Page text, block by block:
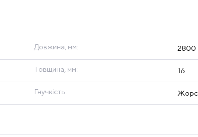
Довжина, мм: 2800
Товщина, мм: 16
Гнучкість: